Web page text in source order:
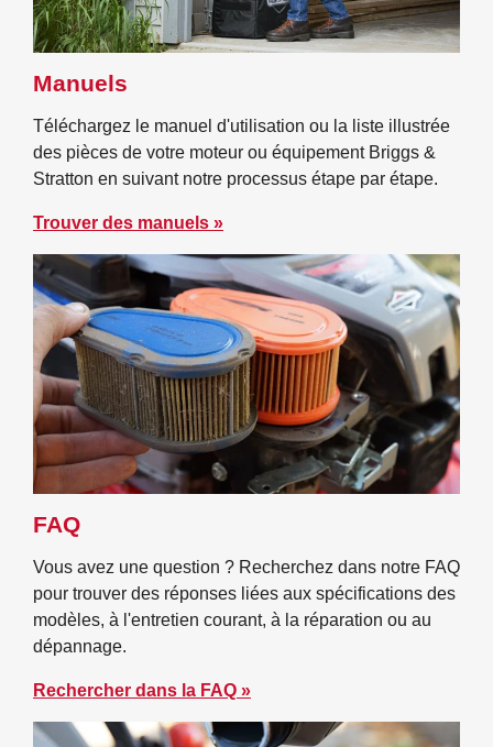
Manuels
Téléchargez le manuel d'utilisation ou la liste illustrée
des pièces de votre moteur ou équipement Briggs &
Stratton en suivant notre processus étape par étape.
Trouver des manuels »
FAQ
Vous avez une question ? Recherchez dans notre FAQ
pour trouver des réponses liées aux spécifications des
modèles, à l'entretien courant, à la réparation ou au
dépannage.
Rechercher dans la FAQ »